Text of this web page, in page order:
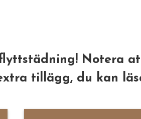
Notera
tillägg, du kan